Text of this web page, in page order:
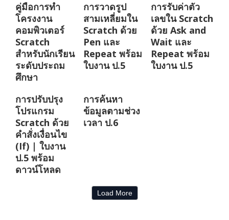
คู่มือการทำ
โครงงาน
คอมพิวเตอร์
Scratch
สำหรับนักเรียน
ระดับประถม
ศึกษา
การวาดรูป
สามเหลี่ยมใน
Scratch ด้วย
Pen และ
Repeat พร้อม
ใบงาน ป.5
การรับค่าตัว
เลขใน Scratch
ด้วย Ask and
Wait และ
Repeat พร้อม
ใบงาน ป.5
การปรับปรุง
โปรแกรม
Scratch ด้วย
คำสั่งเงื่อนไข
(If) | ใบงาน
ป.5 พร้อม
ดาวน์โหลด
การค้นหา
ข้อมูลตามช่วง
เวลา ป.6
Load More